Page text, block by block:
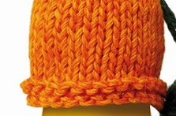
Devenir Vie